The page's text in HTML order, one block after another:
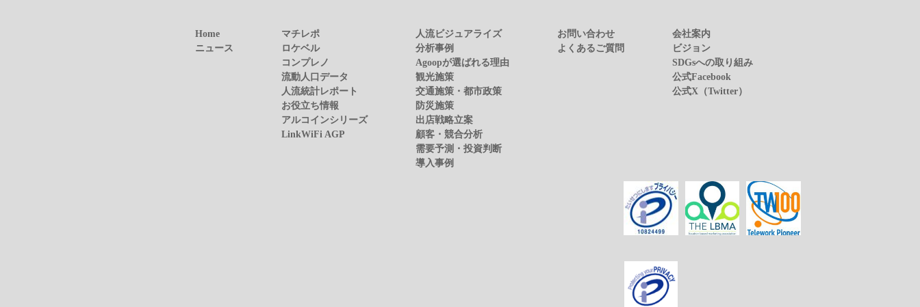
Home
ニュース
マチレポ
ロケベル
コンプレノ
流動人口データ
人流統計レポート
お役立ち情報
アルコインシリーズ
LinkWiFi AGP
人流ビジュアライズ
分析事例
Agoopが選ばれる理由
観光施策
交通施策・都市政策
防災施策
出店戦略立案
顧客・競合分析
需要予測・投資判断
導入事例
お問い合わせ
よくあるご質問
会社案内
ビジョン
SDGsへの取り組み
公式Facebook
公式X（Twitter）